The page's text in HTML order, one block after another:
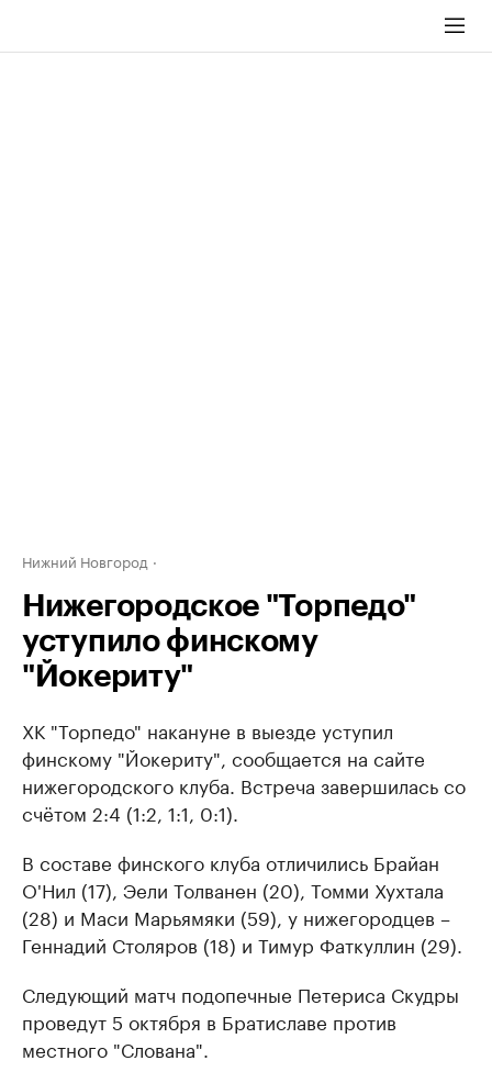
Нижний Новгород
Нижегородское "Торпедо"
уступило финскому
"Йокериту"
ХК "Торпедо" накануне в выезде уступил
финскому "Йокериту", сообщается на сайте
нижегородского клуба. Встреча завершилась со
счётом 2:4 (1:2, 1:1, 0:1).
В составе финского клуба отличились Брайан
О'Нил (17), Эели Толванен (20), Томми Хухтала
(28) и Маси Марьямяки (59), у нижегородцев –
Геннадий Столяров (18) и Тимур Фаткуллин (29).
Следующий матч подопечные Петериса Скудры
проведут 5 октября в Братиславе против
местного "Слована".